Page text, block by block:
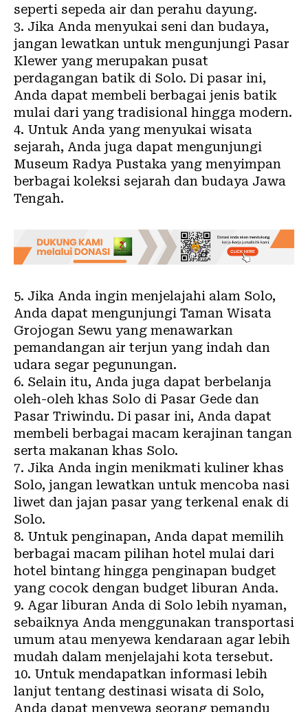
seperti sepeda air dan perahu dayung.
3. Jika Anda menyukai seni dan budaya,
jangan lewatkan untuk mengunjungi Pasar
Klewer yang merupakan pusat
perdagangan batik di Solo. Di pasar ini,
Anda dapat membeli berbagai jenis batik
mulai dari yang tradisional hingga modern.
4. Untuk Anda yang menyukai wisata
sejarah, Anda juga dapat mengunjungi
Museum Radya Pustaka yang menyimpan
berbagai koleksi sejarah dan budaya Jawa
Tengah.
5. Jika Anda ingin menjelajahi alam Solo,
Anda dapat mengunjungi Taman Wisata
Grojogan Sewu yang menawarkan
pemandangan air terjun yang indah dan
udara segar pegunungan.
6. Selain itu, Anda juga dapat berbelanja
oleh-oleh khas Solo di Pasar Gede dan
Pasar Triwindu. Di pasar ini, Anda dapat
membeli berbagai macam kerajinan tangan
serta makanan khas Solo.
7. Jika Anda ingin menikmati kuliner khas
Solo, jangan lewatkan untuk mencoba nasi
liwet dan jajan pasar yang terkenal enak di
Solo.
8. Untuk penginapan, Anda dapat memilih
berbagai macam pilihan hotel mulai dari
hotel bintang hingga penginapan budget
yang cocok dengan budget liburan Anda.
9. Agar liburan Anda di Solo lebih nyaman,
sebaiknya Anda menggunakan transportasi
umum atau menyewa kendaraan agar lebih
mudah dalam menjelajahi kota tersebut.
10. Untuk mendapatkan informasi lebih
lanjut tentang destinasi wisata di Solo,
Anda dapat menyewa seorang pemandu